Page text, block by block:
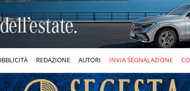
REDAZIONE AUTORI INVIA SEGNALAZIONE